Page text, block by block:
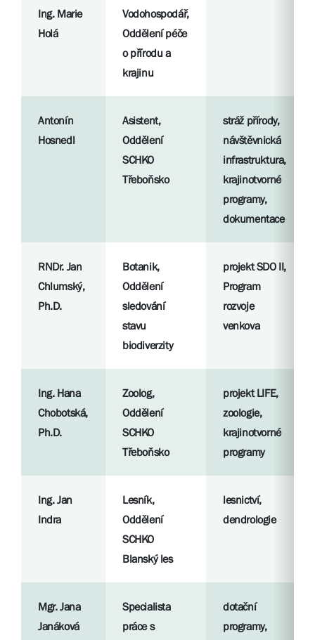
Ing. Marie
Holá
Vodohospodář,
Oddělení péče
o přírodu a
krajinu
Antonín
Hosnedl
Asistent,
Oddělení
SCHKO
Třeboňsko
stráž přírody,
návštěvnická
infrastruktura,
krajinotvorné
programy,
dokumentace
RNDr. Jan
Chlumský,
Ph.D.
Botanik,
Oddělení
sledování
stavu
biodiverzity
projekt SDO II,
Program
rozvoje
venkova
Ing. Hana
Chobotská,
Ph.D.
Zoolog,
Oddělení
SCHKO
Třeboňsko
projekt LIFE,
zoologie,
krajinotvorné
programy
Ing. Jan
Indra
Lesník,
Oddělení
SCHKO
Blanský les
lesnictví,
dendrologie
Mgr. Jana
Janáková
Specialista
práce s
dotační
programy,